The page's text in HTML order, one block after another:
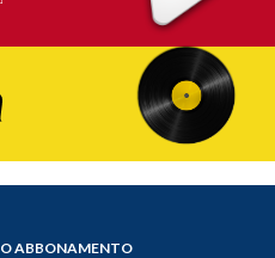
ABBONAMENTO